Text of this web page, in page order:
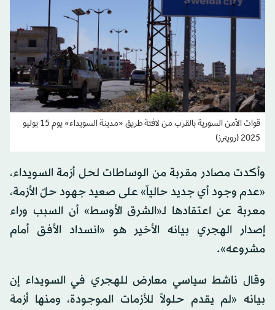
قوات الأمن السورية بالقرب من لافتة طريق «مدينة السويداء» يوم 15 يوليو
2025 (رويترز)
وأكدت مصادر مقربة من الوساطات لحل أزمة السويداء،
«عدم وجود أي جديد حالياً» على صعيد جهود حلّ الأزمة،
معربة عن اعتقادها لـ«الشرق الأوسط» أن السبب وراء
إصدار الهجري بيانه الأخير هو «انسداد الأفق أمام
مشروعه».
وقال ناشط سياسي معارض للهجري في السويداء إن
بيانه «لم يقدم حلولاً للأزمات الموجودة، ومنها أزمة